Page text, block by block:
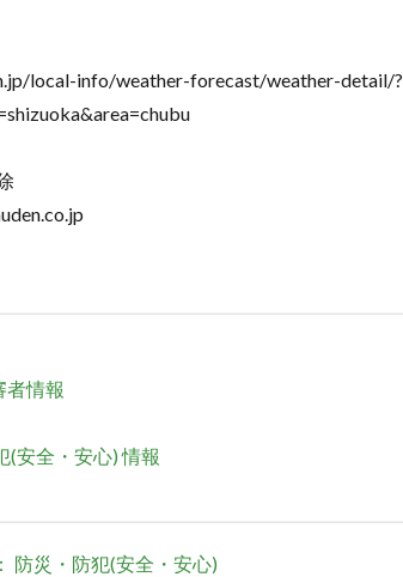
local-info/weather-forecast/weather-detail/?
情報
(安全・安心) 情報
防災・防犯(安全・安心)